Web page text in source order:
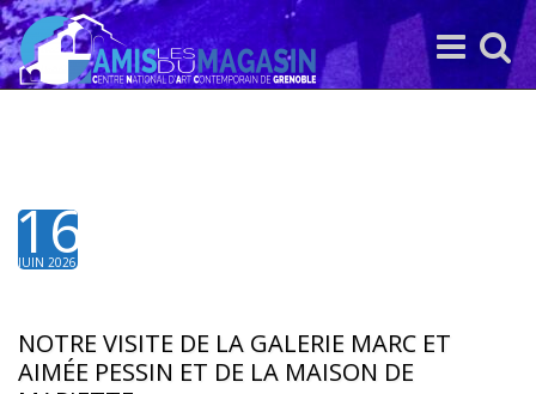
Toggle
search
Toggle
navigation
16
JUIN 2026
NOTRE VISITE DE LA GALERIE MARC ET
AIMÉE PESSIN ET DE LA MAISON DE